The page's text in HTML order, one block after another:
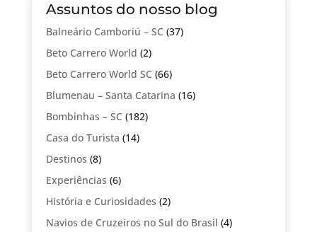
Assuntos do nosso blog
Balneário Camboriú – SC (37)
Beto Carrero World (2)
Beto Carrero World SC (66)
Blumenau – Santa Catarina (16)
Bombinhas – SC (182)
Casa do Turista (14)
Destinos (8)
Experiências (6)
História e Curiosidades (2)
Navios de Cruzeiros no Sul do Brasil (4)